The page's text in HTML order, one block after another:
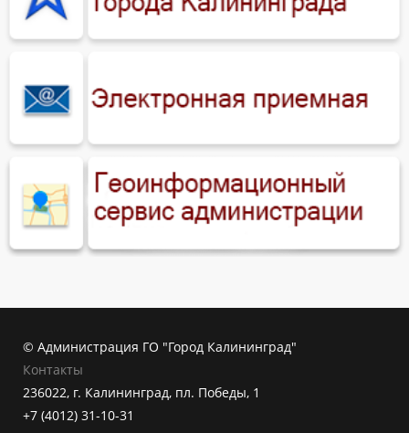
© Администрация ГО "Город Калининград"
Контакты
236022, г. Калининград, пл. Победы, 1
+7 (4012) 31-10-31